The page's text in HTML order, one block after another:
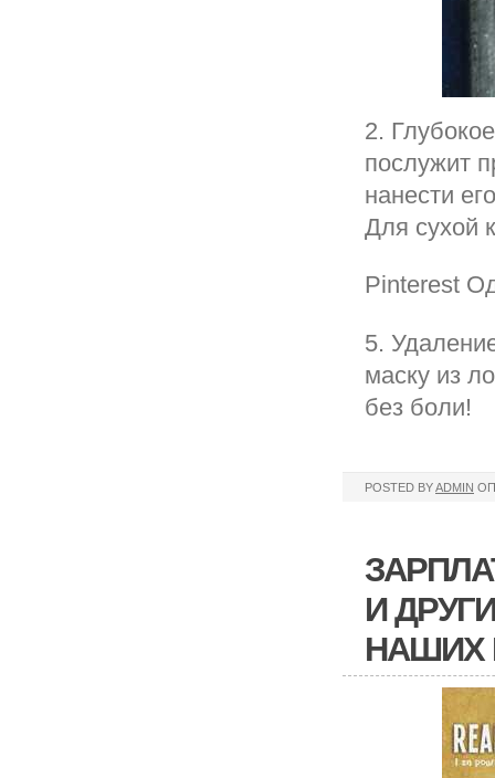
2.
послужит
нанести
Для сухой
Pinterest
5.
маску из
без боли!
POSTED BYADMIN
И
НАШИХ